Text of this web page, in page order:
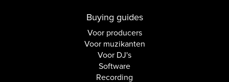
Buying guides
Voor producers
Voor muzikanten
Voor DJ's
Software
Recording